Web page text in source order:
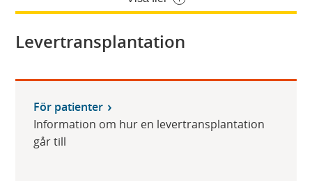
Levertransplantation
För patienter
Information om hur en levertransplantation
går till